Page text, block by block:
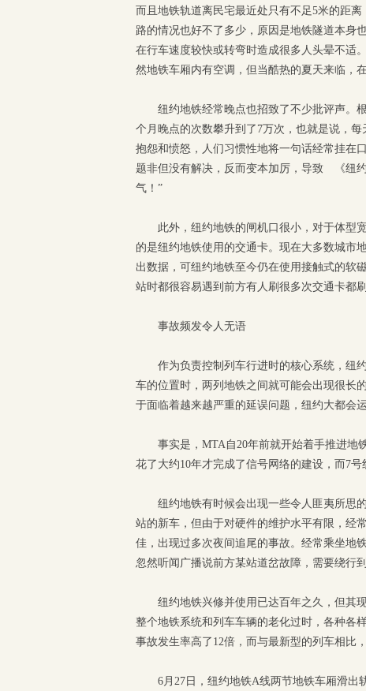
而且地铁轨道离民宅最近处只有不足5米的距
路的情况也好不了多少，原因是地铁隧道本身
在行车速度较快或转弯时造成很多人头晕不适
然地铁车厢内有空调，但当酷热的夏天来临，
纽约地铁经常晚点也招致了不少批评声
个月晚点的次数攀升到了7万次，也就是说，
抱怨和愤怒，人们习惯性地将一句话经常挂
题非但没有解决，反而变本加厉，导致 《纽
气！”
此外，纽约地铁的闸机口很小，对于体型
的是纽约地铁使用的交通卡。现在大多数城市
出数据，可纽约地铁至今仍在使用接触式的软
站时都很容易遇到前方有人刷很多次交通卡都
事故频发令人无语
作为负责控制列车行进时的核心系统，纽
车的位置时，两列地铁之间就可能会出现很长
于面临着越来越严重的延误问题，纽约大都会
事实是，MTA自20年前就开始着手推进地
花了大约10年才完成了信号网络的建设，而7
纽约地铁有时候会出现一些令人匪夷所思
站的新车，但由于对硬件的维护水平有限，经
佳，出现过多次夜间追尾的事故。经常乘坐地
忽然听闻广播说前方某站道岔故障，需要绕行
纽约地铁兴修并使用已达百年之久，但其
整个地铁系统和列车车辆的老化过时，各种各
事故发生率高了12倍，而与最新型的列车相比
6月27日，纽约地铁A线两节地铁车厢滑出